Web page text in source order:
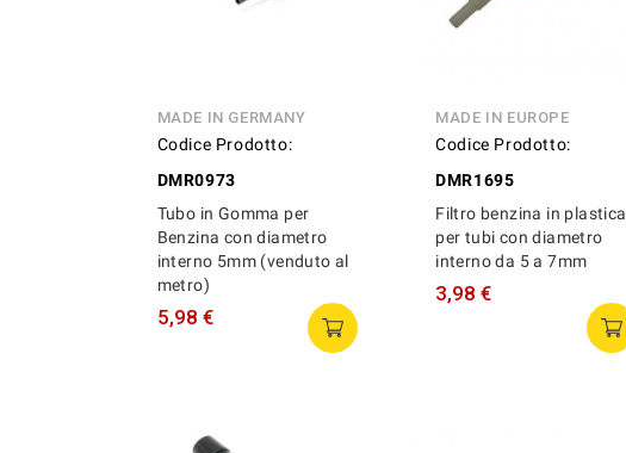
MADE IN GERMANY
Codice Prodotto:
DMR0973
Tubo in Gomma per
Benzina con diametro
interno 5mm (venduto al
metro)
5,98 €
MADE IN EUROPE
Codice Prodotto:
DMR1695
Filtro benzina in plastica
per tubi con diametro
interno da 5 a 7mm
3,98 €